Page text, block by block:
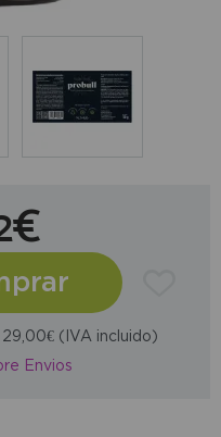
(IVA incluido)
Envios